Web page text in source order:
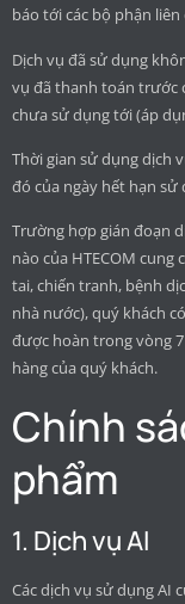
báo tới các bộ phận
Dịch vụ đã sử dụng
vụ đã thanh toán trước
chưa sử dụng tới (áp
Thời gian sử dụng dịch
đó của ngày hết hạn sử
Trường hợp gián đoạn
nào của HTECOM
tai, chiến tranh, bệnh
nhà nước), quý khách
được hoàn trong vòng
hàng của quý khách.
Chính
phẩm
1. Dịch vụ AI
Các dịch vụ sử dụng AI